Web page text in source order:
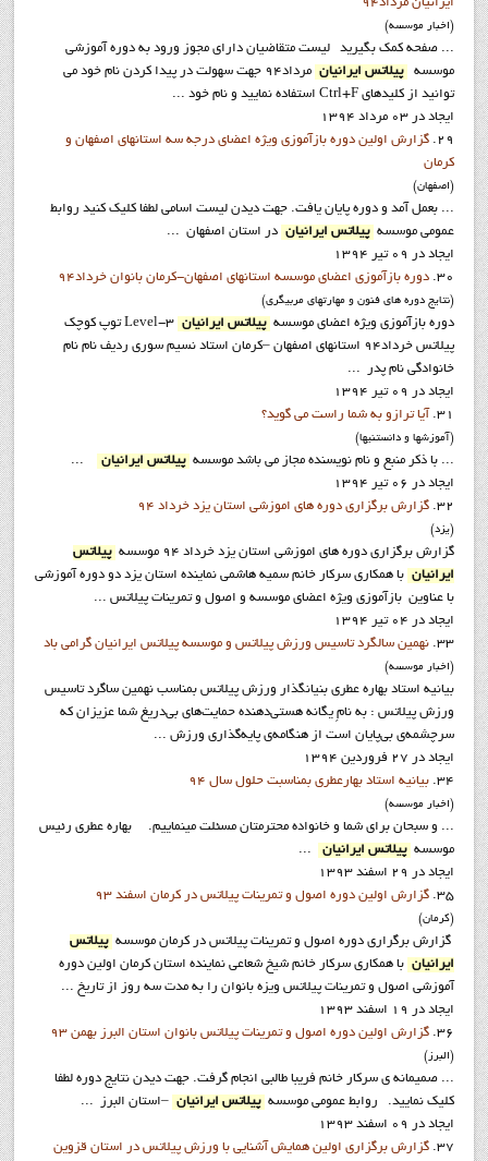
ايرانيان مرداد94
(اخبار موسسه)
... صفحه کمک بگيريد ليست متقاضيان داراي مجوز ورود به دوره آموزشي
موسسه
پيلاتس ايرانيان
مرداد94 جهت سهولت در پيدا کردن نام خود مي
توانيد از کليدهاي Ctrl+F استفاده نماييد و نام خود ...
ایجاد در 03 مرداد 1394
29.
گزارش اولین دوره بازآموزي ویژه اعضاي درجه سه استانهاي اصفهان و
کرمان
(اصفهان)
... بعمل آمد و دوره پایان یافت. جهت ديدن ليست اسامي لطفا کليک کنيد روابط
عمومي موسسه
پيلاتس ايرانيان در استان اصفهان ...
ایجاد در 09 تیر 1394
30.
دوره بازآموزي اعضاي موسسه استانهاي اصفهان-کرمان بانوان خرداد94
(نتايج دوره هاي فنون و مهارتهاي مربيگري)
دوره بازآموزي ويژه اعضاي موسسه
پيلاتس ايرانيان
Level-3 توپ کوچک
پيلاتس خرداد94 استانهاي اصفهان –کرمان استاد نسيم سوري رديف نام نام
خانوادگي نام پدر ...
ایجاد در 09 تیر 1394
31.
آیا ترازو به شما راست می گوید؟
(آموزشها و دانستنيها)
... با ذکر منبع و نام نويسنده مجاز مي باشد موسسه
پيلاتس ايرانيان
...
ایجاد در 06 تیر 1394
32.
گزارش برگزاري دوره هاي اموزشي استان يزد خرداد 94
(يزد)
گزارش برگزاري دوره هاي اموزشي استان يزد خرداد 94 موسسه
پيلاتس
ايرانيان با همکاري سرکار خانم سميه هاشمي نماينده استان يزد دو دوره آموزشي
با عناوين بازآموزي ويژه اعضاي موسسه و اصول و تمرينات پيلاتس ...
ایجاد در 04 تیر 1394
33.
نهمين سالگرد تاسيس ورزش پيلاتس و موسسه پيلاتس ايرانيان گرامي باد
(اخبار موسسه)
بيانيه استاد بهاره عطري بنيانگذار ورزش پيلاتس بمناسب نهمين ساگرد تاسيس
ورزش پيلاتس : به نامِ یگانه هستی‌دهنده حمایت‌های بی‌دریغ شما عزیزان که
سرچشمه‌ی بی‌پایان است از هنگامه‌ی پایه‌گذاری ورزش ...
ایجاد در 27 فروردين 1394
34.
بيانيه استاد بهارعطري بمناسبت حلول سال 94
(اخبار موسسه)
... و سبحان برای شما و خانواده محترمتان مسئلت مینماییم. بهاره عطري رئيس
موسسه
پيلاتس ايرانيان
...
ایجاد در 29 اسفند 1393
35.
گزارش اولين دوره اصول و تمرينات پيلاتس در کرمان اسفند 93
(کرمان)
گزارش برگراري دوره اصول و تمرينات پيلاتس در کرمان موسسه
پيلاتس
ايرانيان با همکاري سرکار خانم شيخ شعاعي نماينده استان کرمان اولین دوره
آموزشی اصول و تمرینات پیلاتس ویزه بانوان را به مدت سه روز از تاریخ ...
ایجاد در 19 اسفند 1393
36.
گزارش اولین دوره اصول و تمرینات پیلاتس بانوان استان البرز بهمن 93
(البرز)
... صمیمانه ی سرکار خانم فریبا طالبی انجام گرفت. جهت ديدن نتايج دوره لطفا
کليک نماييد. روابط عمومي موسسه
پيلاتس ايرانيان –استان البرز ...
ایجاد در 09 اسفند 1393
37.
گزارش برگزاری اولین همایش آشنایی با ورزش پیلاتس در استان قزوين